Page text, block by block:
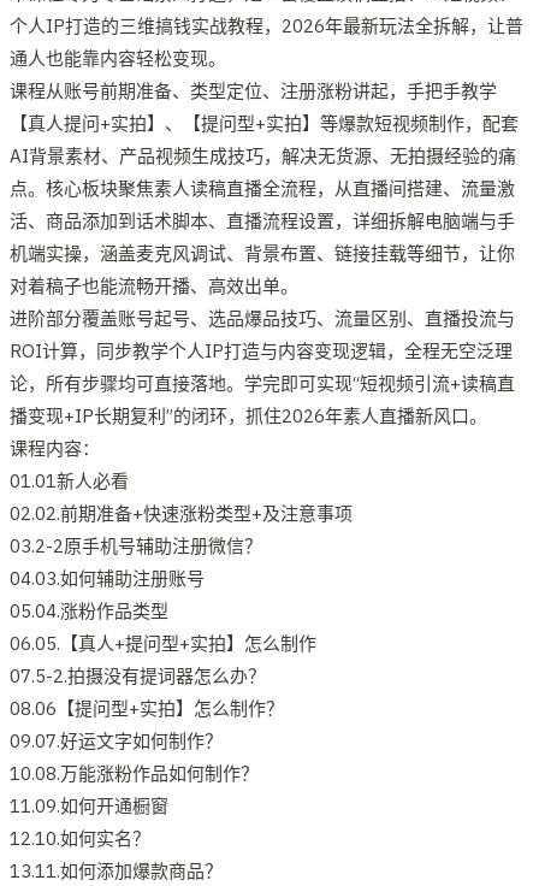
个人IP打造的三维搞钱实战教程，2026年最新玩法全拆解，让普
通人也能靠内容轻松变现。
课程从账号前期准备、类型定位、注册涨粉讲起，手把手教学
【真人提问+实拍】、【提问型+实拍】等爆款短视频制作，配套
AI背景素材、产品视频生成技巧，解决无货源、无拍摄经验的痛
点。核心板块聚焦素人读稿直播全流程，从直播间搭建、流量激
活、商品添加到话术脚本、直播流程设置，详细拆解电脑端与手
机端实操，涵盖麦克风调试、背景布置、链接挂载等细节，让你
对着稿子也能流畅开播、高效出单。
进阶部分覆盖账号起号、选品爆品技巧、流量区别、直播投流与
ROI计算，同步教学个人IP打造与内容变现逻辑，全程无空泛理
论，所有步骤均可直接落地。学完即可实现“短视频引流+读稿直
播变现+IP长期复利”的闭环，抓住2026年素人直播新风口。
课程内容：
01.01新人必看
02.02.前期准备+快速涨粉类型+及注意事项
03.2-2原手机号辅助注册微信？
04.03.如何辅助注册账号
05.04.涨粉作品类型
06.05.【真人+提问型+实拍】怎么制作
07.5-2.拍摄没有提词器怎么办？
08.06【提问型+实拍】怎么制作？
09.07.好运文字如何制作？
10.08.万能涨粉作品如何制作？
11.09.如何开通橱窗
12.10.如何实名？
13.11.如何添加爆款商品？